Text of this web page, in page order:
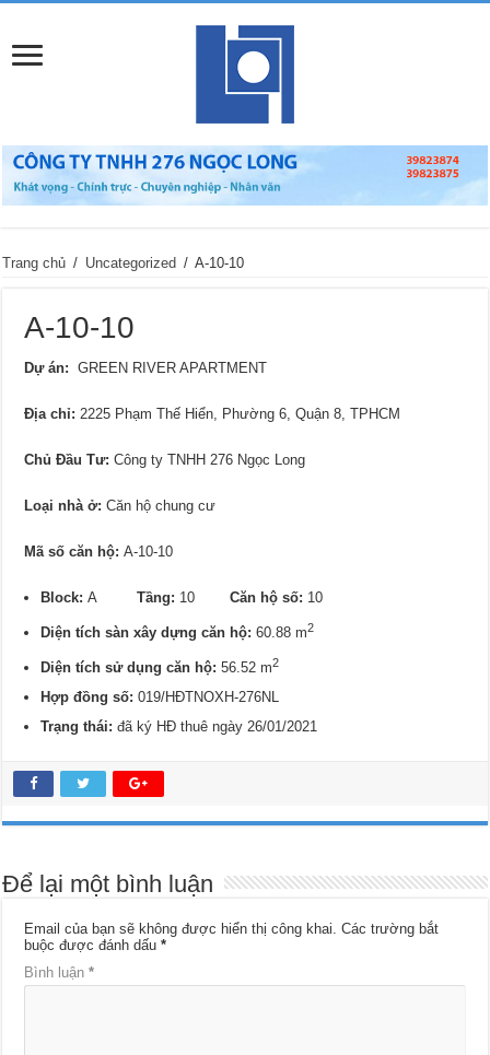
Trang chủ / Uncategorized / A-10-10
A-10-10
Dự án: GREEN RIVER APARTMENT
Địa chỉ: 2225 Phạm Thế Hiển, Phường 6, Quận 8, TPHCM
Chủ Đầu Tư: Công ty TNHH 276 Ngọc Long
Loại nhà ở: Căn hộ chung cư
Mã số căn hộ:A-10-10
Block:ATầng: 10Căn hộ số: 10
Diện tích sàn xây dựng căn hộ: 60.88 m2
Diện tích sử dụng căn hộ: 56.52 m2
Hợp đồng số:019/HĐTNOXH-276NL
Trạng thái:đã ký HĐ thuê ngày 26/01/2021
Để lại một bình luận
Email của bạn sẽ không được hiển thị công khai. Các trường bắt
buộc được đánh dấu*
Bình luận*